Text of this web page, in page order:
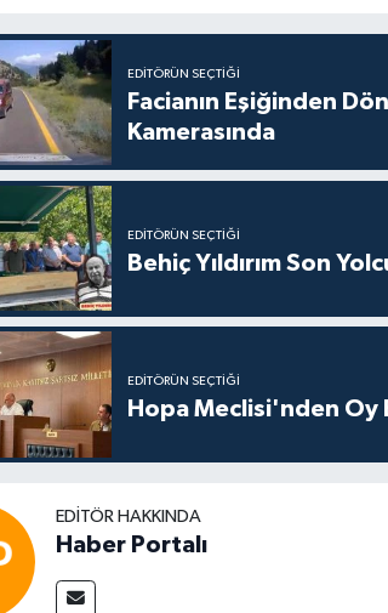
EDITÖRÜN SEÇTIĞI
Facianın Eşiğinden
Kamerasında
EDITÖRÜN SEÇTIĞI
Behiç Yıldırım Son
EDITÖRÜN SEÇTIĞI
Hopa Meclisi'nden Oy
EDITÖR HAKKINDA
Haber Portalı